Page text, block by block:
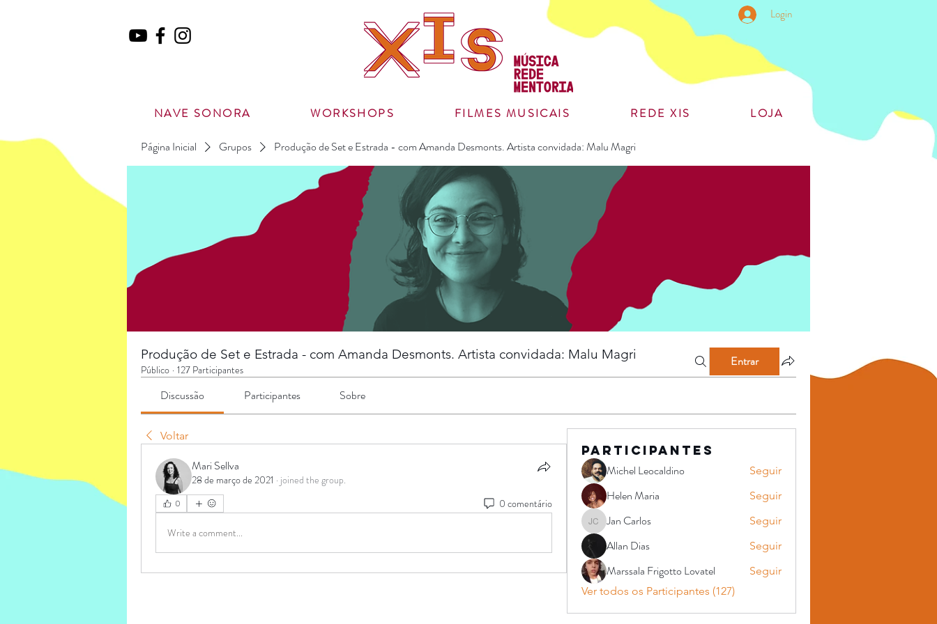
Login
NAVE SONORA WORKSHOPS FILMES MUSICAIS REDE XIS LOJA
Página Inicial Grupos Produção de Set e Estrada - com Amanda Desmonts. Artista convidada: Malu Magri
Produção de Set e Estrada - com Amanda Desmonts. Artista convidada: Malu Magri
Público · 127 Participantes
Entrar
Discussão Participantes Sobre
Voltar
Mari Sellva
28 de março de 2021 · joined the group.
0 0 comentário
Write a comment...
Participantes
Michel Leocaldino
Seguir
Helen Maria Seguir
Jan Carlos
Jan Carlos Seguir
Allan Dias Seguir
Marssala Frigotto Lovatel
Seguir
Ver todos os Participantes (127)